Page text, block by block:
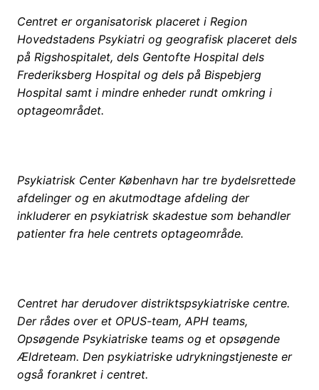
Centret er organisatorisk placeret i Region
Hovedstadens Psykiatri og geografisk placeret dels
på Rigshospitalet, dels Gentofte Hospital dels
Frederiksberg Hospital og dels på Bispebjerg
Hospital samt i mindre enheder rundt omkring i
optageområdet.
Psykiatrisk Center København har tre bydelsrettede
afdelinger og en akutmodtage afdeling der
inkluderer en psykiatrisk skadestue som behandler
patienter fra hele centrets optageområde.
Centret har derudover distriktspsykiatriske centre.
Der rådes over et OPUS-team, APH teams,
Opsøgende Psykiatriske teams og et opsøgende
Ældreteam. Den psykiatriske udrykningstjeneste er
også forankret i centret.